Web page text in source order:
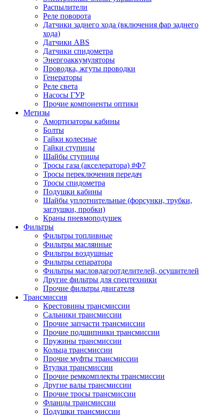
Распылители
Реле поворота
Датчики заднего хода (включения фар заднего
хода)
Датчики ABS
Датчики спидометра
Энергоаккумуляторы
Проводка, жгуты проводки
Генераторы
Реле света
Насосы ГУР
Прочие компоненты оптики
Метизы
Амортизаторы кабины
Болты
Гайки колесные
Гайки ступицы
Шайбы ступицы
Тросы газа (акселератора) #Ф7
Тросы переключения передач
Тросы спидометра
Подушки кабины
Шайбы уплотнительные (форсунки, трубки,
заглушки, пробки)
Краны пневмоподушек
Фильтры
Фильтры топливные
Фильтры маслянные
Фильтры воздушные
Фильтры сепаратора
Фильтры масловдагоотделителей, осушителей
Другие фильтры для спецтехники
Прочие фильтры двигателя
Трансмиссия
Крестовины трансмиссии
Сальники трансмиссии
Прочие запчасти трансмиссии
Прочие подшипники трансмиссии
Пружины трансмиссии
Кольца трансмиссии
Прочие муфты трансмиссии
Втулки трансмиссии
Прочие ремкомплекты трансмиссии
Другие валы трансмиссии
Прочие тросы трансмиссии
Фланцы трансмиссии
Подушки трансмиссии